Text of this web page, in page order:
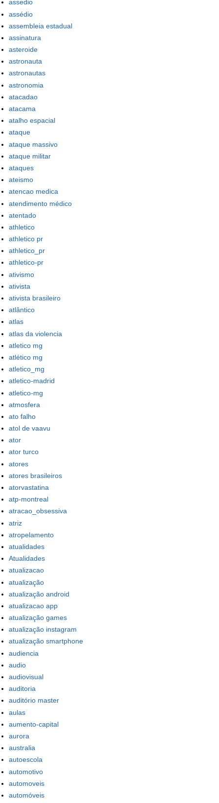
assedio
assédio
assembleia estadual
assinatura
asteroide
astronauta
astronautas
astronomia
atacadao
atacama
atalho espacial
ataque
ataque massivo
ataque militar
ataques
ateismo
atencao medica
atendimento médico
atentado
athletico
athletico pr
athletico_pr
athletico-pr
ativismo
ativista
ativista brasileiro
atlântico
atlas
atlas da violencia
atletico mg
atlético mg
atletico_mg
atletico-madrid
atletico-mg
atmosfera
ato falho
atol de vaavu
ator
ator turco
atores
atores brasileiros
atorvastatina
atp-montreal
atracao_obsessiva
atriz
atropelamento
atualidades
Atualidades
atualizacao
atualização
atualização android
atualizacao app
atualização games
atualização instagram
atualização smartphone
audiencia
audio
audiovisual
auditoria
auditório master
aulas
aumento-capital
aurora
australia
autoescola
automotivo
automoveis
automóveis